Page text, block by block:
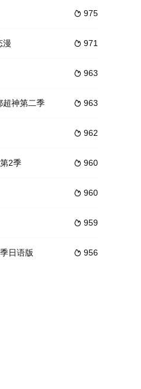
去成为最强者的机会，在一
恶的围棋精神激烈交锋，平静的表象
领略魏晋时期的美食文化。qiwan.cc
蛋们，开启了守护正义的新征程！
友竟跟人跑了，这到底是是什么狗
 975
 971
漫
 963
 963
超神第二季
 962
 960
2季
 960
 959
 956
日语版